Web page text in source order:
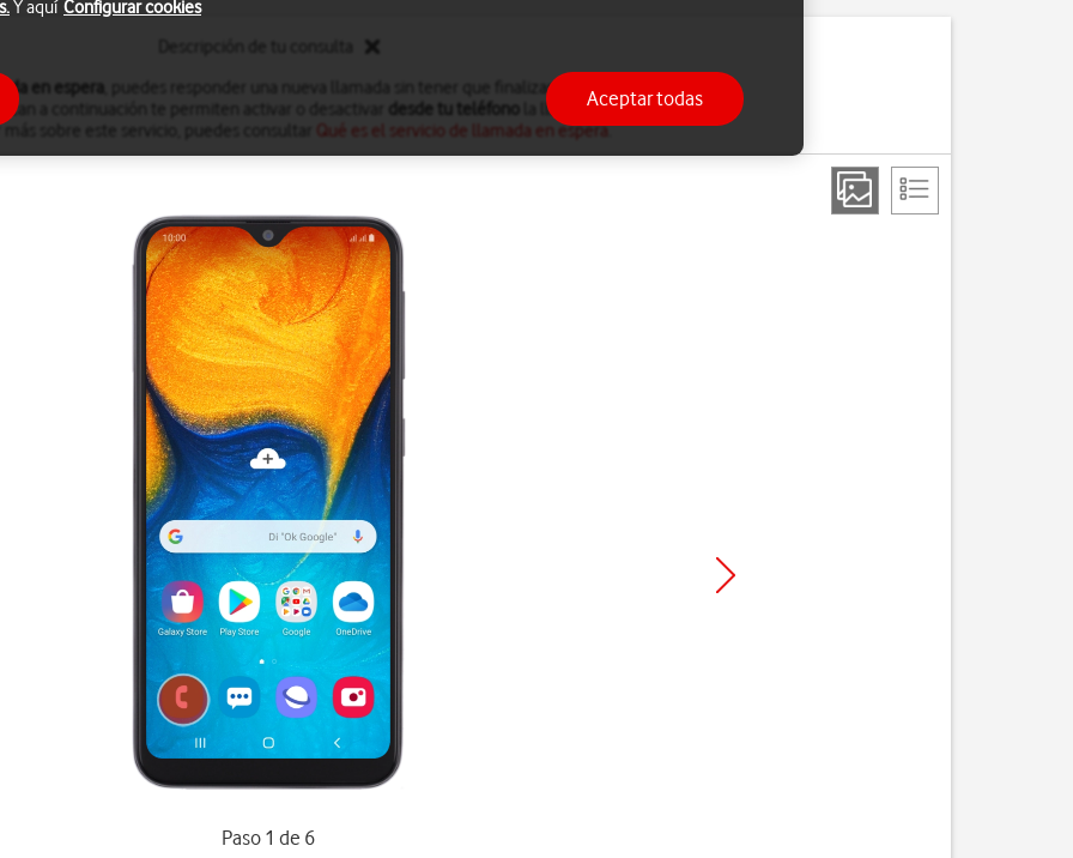
en espera , puedes responder una nueva llamada sin tener que finalizar la llamada en curso.
a continuación te permiten activar o desactivar desde tu teléfono
la llamada en espera.
más sobre este servicio, puedes consultar
Qué es el servicio de llamada en espera.
Paso 1 de 6
Y aquí Configurar cookies
Aceptar todas